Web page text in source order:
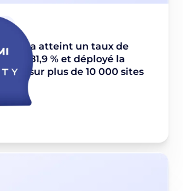
a atteint un taux de
de 81,9 % et déployé la
sur plus de 10 000 sites